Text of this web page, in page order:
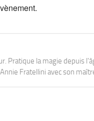
Pratique la magie depuis
Fratellini avec son